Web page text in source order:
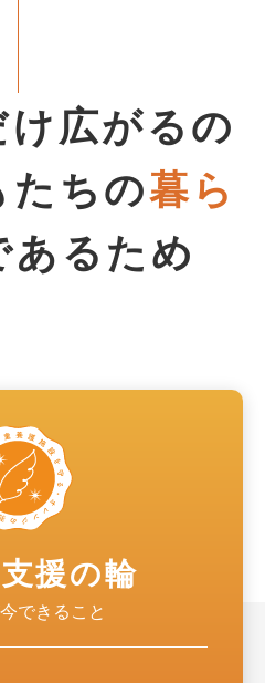
広がるの
ちの暮ら
あるため
援の輪
できること